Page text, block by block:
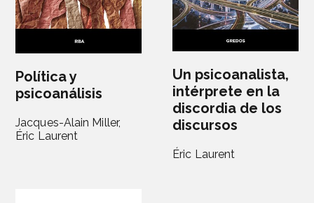
Política y
psicoanálisis
Jacques-Alain Miller,
Éric Laurent
Un psicoanalista,
intérprete en la
discordia de los
discursos
Éric Laurent